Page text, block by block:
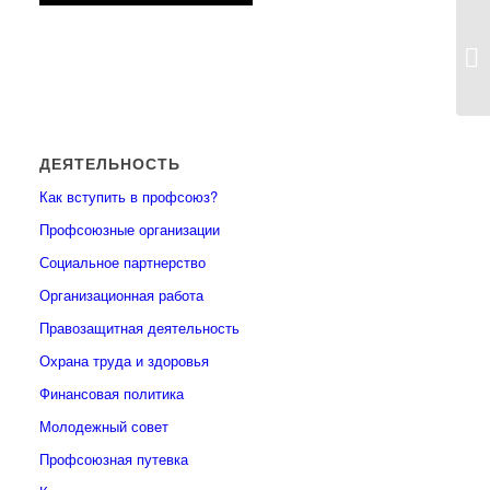
ДЕЯТЕЛЬНОСТЬ
Как вступить в профсоюз?
Профсоюзные организации
Социальное партнерство
Организационная работа
Правозащитная деятельность
Охрана труда и здоровья
Финансовая политика
Молодежный совет
Профсоюзная путевка